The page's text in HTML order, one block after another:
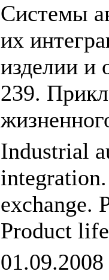
Системы
их
изделии и
239.
Industrial
exchange.
Product
01.09.2008